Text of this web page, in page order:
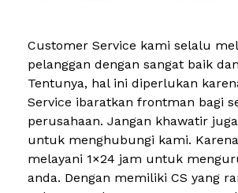
Customer Service kami selalu
pelanggan dengan sangat baik
Tentunya, hal ini diperlukan
Service ibaratkan frontman bagi
perusahaan. Jangan khawatir
untuk menghubungi kami.
melayani 1×24 jam untuk
anda. Dengan memiliki CS yang